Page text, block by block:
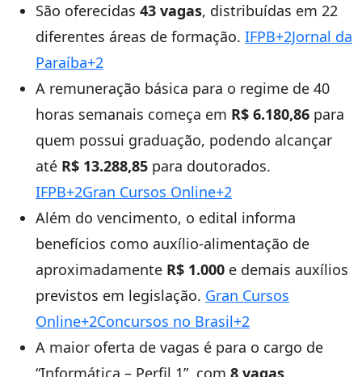
São oferecidas 43 vagas, distribuídas em 22
diferentes áreas de formação. IFPB+2Jornal da
Paraíba+2
A remuneração básica para o regime de 40
horas semanais começa em R$ 6.180,86 para
quem possui graduação, podendo alcançar
até R$ 13.288,85 para doutorados.
IFPB+2Gran Cursos Online+2
Além do vencimento, o edital informa
benefícios como auxílio-alimentação de
aproximadamente R$ 1.000 e demais auxílios
previstos em legislação. Gran Cursos
Online+2Concursos no Brasil+2
A maior oferta de vagas é para o cargo de
“Informática – Perfil 1”, com 8 vagas